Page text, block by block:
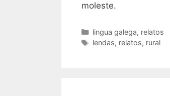
moleste.
Categorías
lingua galega, relatos
Etiquetas
lendas, relatos, rural